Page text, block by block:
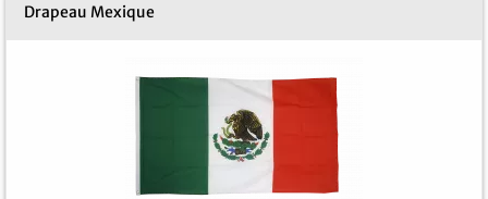
Drapeau Mexique